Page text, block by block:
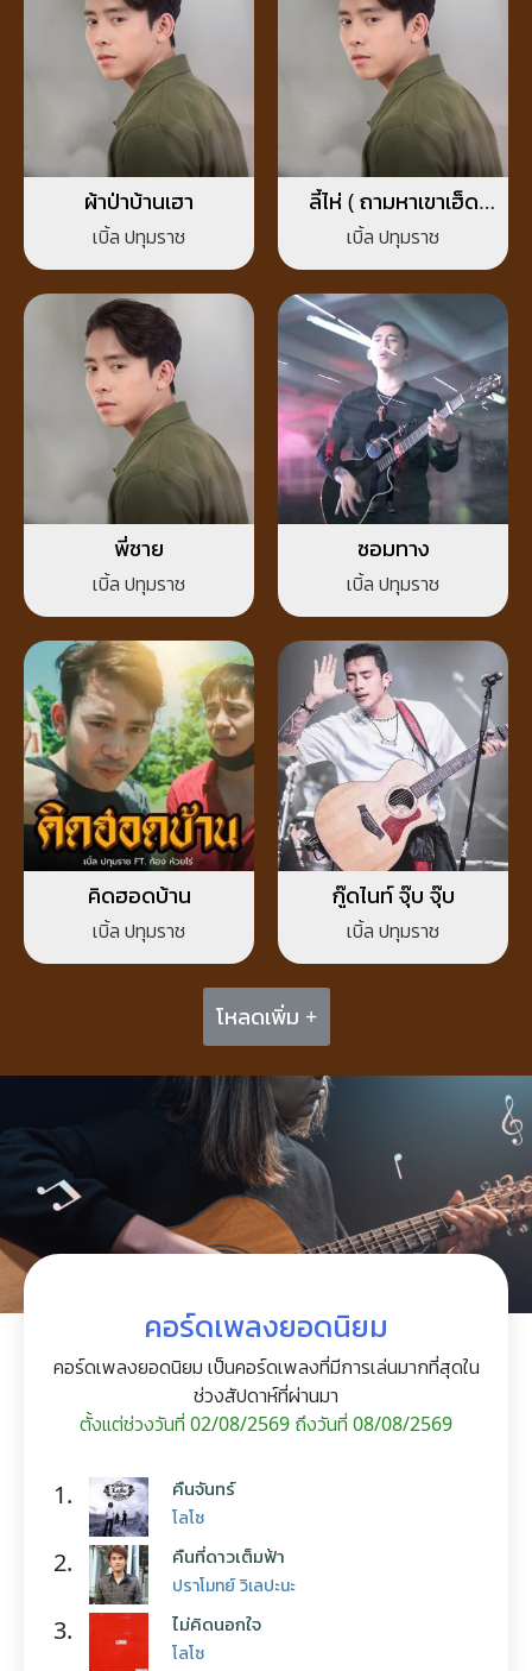
ผ้าป่าบ้านเฮา
เบิ้ล ปทุมราช
ลี้ไห่ ( ถามหาเขาเฮ็ด
หยัง )
เบิ้ล ปทุมราช
พี่ชาย
เบิ้ล ปทุมราช
ซอมทาง
เบิ้ล ปทุมราช
คิดฮอดบ้าน
เบิ้ล ปทุมราช
กู๊ดไนท์ จุ๊บ จุ๊บ
เบิ้ล ปทุมราช
โหลดเพิ่ม +
คอร์ดเพลงยอดนิยม
คอร์ดเพลงยอดนิยม เป็นคอร์ดเพลงที่มีการเล่นมากที่สุดใน
ช่วงสัปดาห์ที่ผ่านมา
ตั้งแต่ช่วงวันที่ 02/08/2569 ถึงวันที่ 08/08/2569
1. คืนจันทร์
โลโซ
2. คืนที่ดาวเต็มฟ้า
ปราโมทย์ วิเลปะนะ
3. ไม่คิดนอกใจ
โลโซ